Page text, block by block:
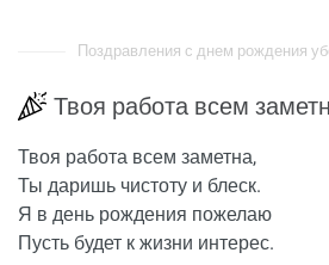
Поздравления с днем рождения
Твоя работа всем
Твоя работа всем заметна,
Ты даришь чистоту и блеск.
Я в день рождения пожелаю
Пусть будет к жизни интерес.